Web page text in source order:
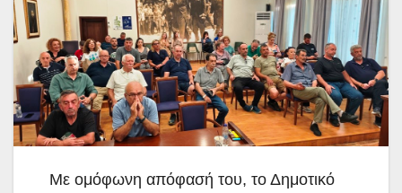
Με ομόφωνη απόφασή του, το Δημοτικό